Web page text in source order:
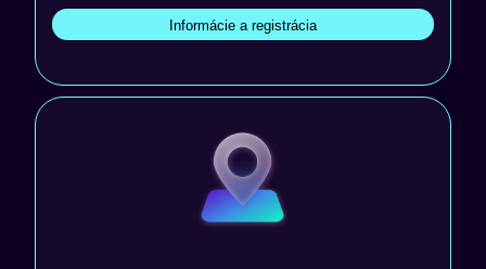
Informácie a registrácia